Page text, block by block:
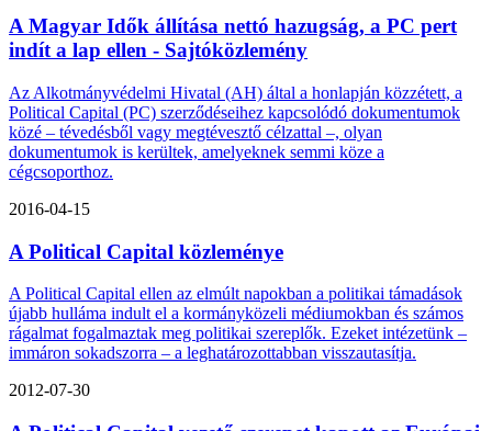
A Magyar Idők állítása nettó hazugság, a PC pert
indít a lap ellen - Sajtóközlemény
Az Alkotmányvédelmi Hivatal (AH) által a honlapján közzétett, a
Political Capital (PC) szerződéseihez kapcsolódó dokumentumok
közé – tévedésből vagy megtévesztő célzattal –, olyan
dokumentumok is kerültek, amelyeknek semmi köze a
cégcsoporthoz.
2016-04-15
A Political Capital közleménye
A Political Capital ellen az elmúlt napokban a politikai támadások
újabb hulláma indult el a kormányközeli médiumokban és számos
rágalmat fogalmaztak meg politikai szereplők. Ezeket intézetünk –
immáron sokadszorra – a leghatározottabban visszautasítja.
2012-07-30